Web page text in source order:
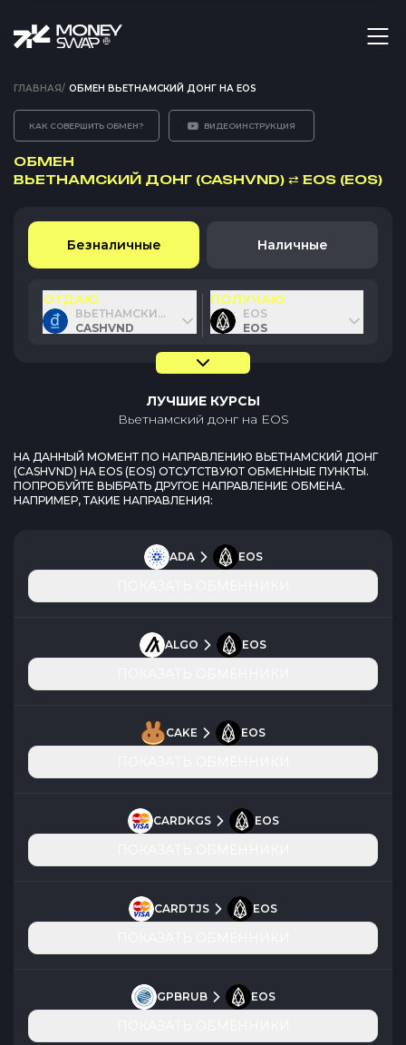
ГЛАВНАЯ/ ОБМЕН ВЬЕТНАМСКИЙ ДОНГ НА EOS
КАК СОВЕРШИТЬ ОБМЕН? ВИДЕОИНСТРУКЦИЯ
ОБМЕН
ВЬЕТНАМСКИЙ ДОНГ (CASHVND) ⇄ EOS (EOS)
Безналичные Наличные
ОТДАЮ
ВЬЕТНАМСКИЙ ДОНГ
CASHVND
ПОЛУЧАЮ
EOS
EOS
ЛУЧШИЕ КУРСЫ
Вьетнамский донгна EOS
НА ДАННЫЙ МОМЕНТ ПО НАПРАВЛЕНИЮ ВЬЕТНАМСКИЙ ДОНГ
(CASHVND) НА EOS (EOS) ОТСУТСТВУЮТ ОБМЕННЫЕ ПУНКТЫ.
ПОПРОБУЙТЕ ВЫБРАТЬ ДРУГОЕ НАПРАВЛЕНИЕ ОБМЕНА.
НАПРИМЕР, ТАКИЕ НАПРАВЛЕНИЯ:
ADA EOS
ALGO EOS
CAKE EOS
CARDKGS EOS
CARDTJS EOS
GPBRUB EOS